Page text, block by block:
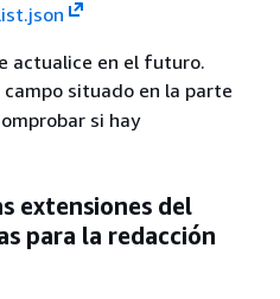
actualice en el futuro.
campo situado en la parte
si hay
extensiones del
para la redacción